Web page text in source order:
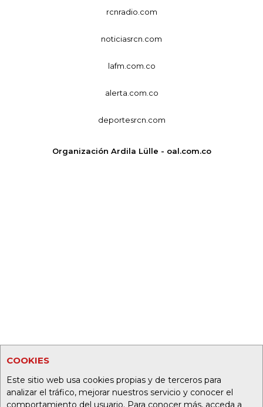
COOKIES
Este sitio web usa cookies propias y de terceros para
analizar el tráfico, mejorar nuestros servicio y conocer el
comportamiento del usuario. Para conocer más, acceda a
rcnradio.com
noticiasrcn.com
lafm.com.co
alerta.com.co
deportesrcn.com
Organización Ardila Lülle - oal.com.co